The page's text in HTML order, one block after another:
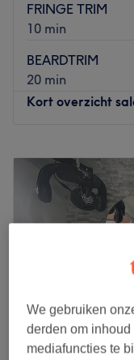
FRINGE TRIM
10 min
BEARDTRIM
20 min
Kort overzicht
Dinsdag
Woensdag
Donderdag
Vrijdag
Heathen is een
vakmanschap,
staan, met als
We gebruiken
derden om
mediafuncties te